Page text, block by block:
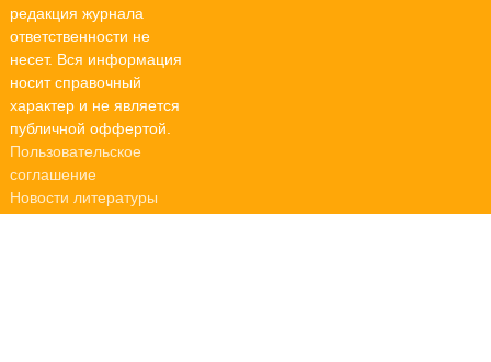
редакция журнала
ответственности не
несет. Вся информация
носит справочный
характер и не является
публичной оффертой.
Пользовательское
соглашение
Новости литературы